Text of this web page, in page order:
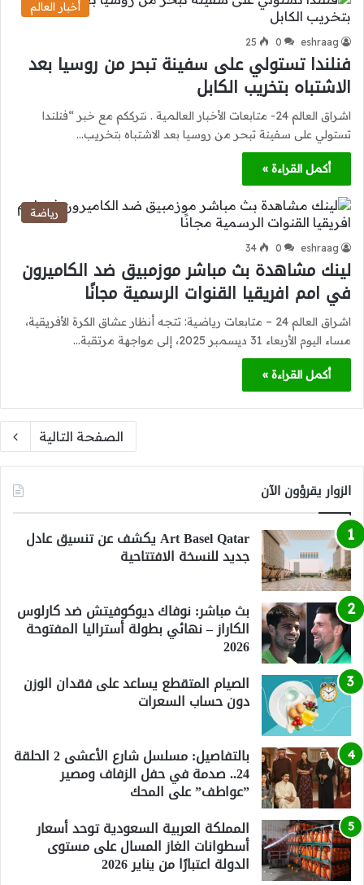
أخبار العالم
eshraag
0
25
فنلندا تستولي على سفينة تبحر من روسيا بعد
الاشتباه بتخريب الكابل
اشراق العالم 24- متابعات الأخبار العالمية . نترككم مع خبر “فنلندا
تستولي على سفينة تبحر من روسيا بعد الاشتباه بتخريب…
أكمل القراءة »
رياضة
eshraag
0
34
لينك مشاهدة بث مباشر موزمبيق ضد الكاميرون
في امم افريقيا القنوات الرسمية مجانًا
اشراق العالم 24 – متابعات رياضية: تتجه أنظار عشاق الكرة الأفريقية،
مساء اليوم الأربعاء 31 ديسمبر 2025، إلى مواجهة مرتقبة…
أكمل القراءة »
الصفحة التالية
الزوار يقرؤون الآن
Art Basel Qatar يكشف عن تنسيق عادل
جديد للنسخة الافتتاحية
بث مباشر: نوفاك ديوكوفيتش ضد كارلوس
الكاراز – نهائي بطولة أستراليا المفتوحة
2026
الصيام المتقطع يساعد على فقدان الوزن
دون حساب السعرات
بالتفاصيل: مسلسل شارع الأعشى 2 الحلقة
24.. صدمة في حفل الزفاف ومصير
”عواطف” على المحك
المملكة العربية السعودية توحد أسعار
أسطوانات الغاز المسال على مستوى
الدولة اعتبارًا من يناير 2026